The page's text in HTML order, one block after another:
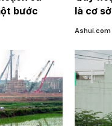
bước
là cơ
Ashui.com